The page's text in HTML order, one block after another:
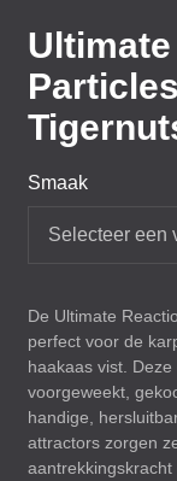
Smaak
Selecteer een
De Ultimate
perfect voor de
haakaas vist.
voorgeweekt,
handige,
attractors zorgen